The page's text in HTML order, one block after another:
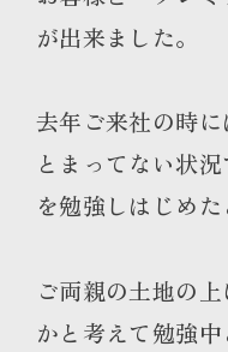
が出来ました。
去年ご来社の時
とまってない状
を勉強しはじめた
ご両親の土地の
かと考えて勉強中